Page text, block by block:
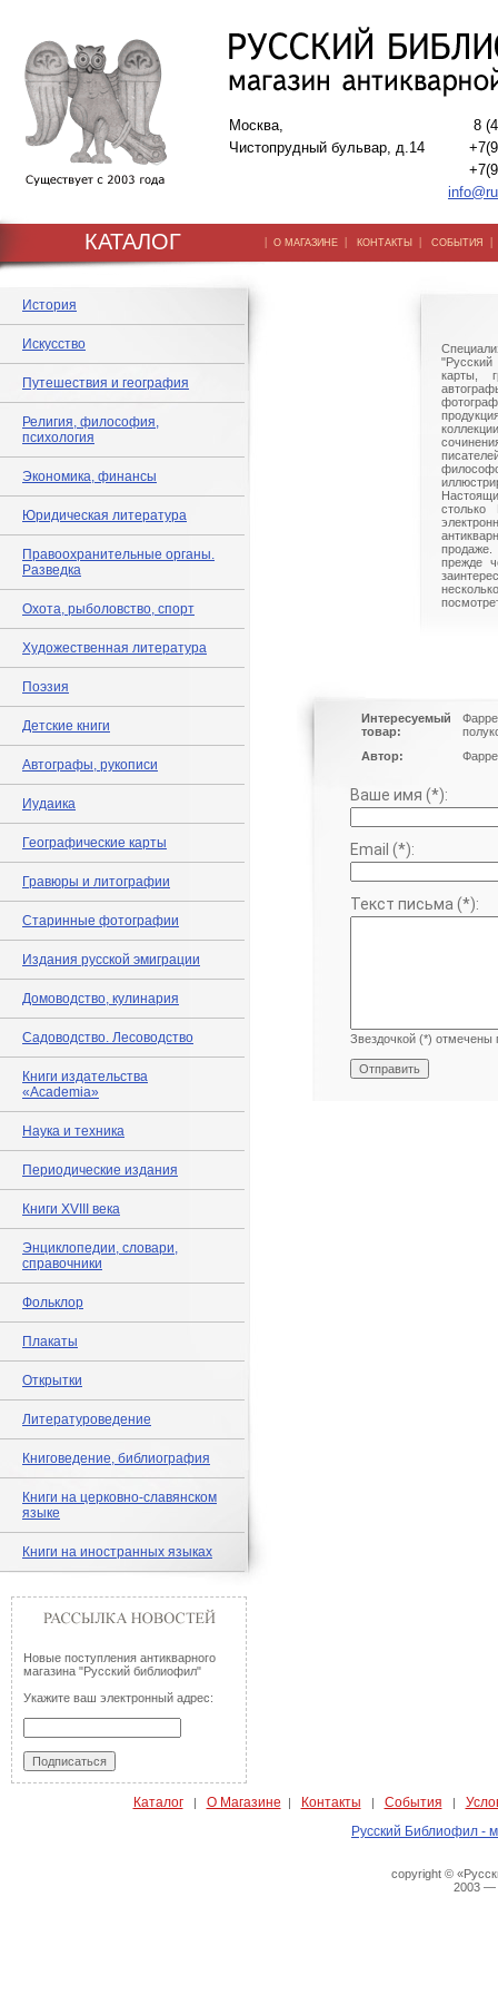
Москва,
Чистопрудный бульвар, д.14
8
КАТАЛОГ | О МАГАЗИНЕ | КОНТАКТЫ | СОБЫТИЯ
История
Искусство
Путешествия и география
Религия, философия,
психология
Экономика, финансы
Юридическая литература
Правоохранительные органы.
Разведка
Охота, рыболовство, спорт
Художественная литература
Поэзия
Детские книги
Автографы, рукописи
Иудаика
Географические карты
Гравюры и литографии
Старинные фотографии
Издания русской эмиграции
Домоводство, кулинария
Садоводство. Лесоводство
Книги издательства
«Academia»
Наука и техника
Периодические издания
Книги XVIII века
Энциклопедии, словари,
справочники
Фольклор
Плакаты
Открытки
Литературоведение
Книговедение, библиография
Книги на церковно-славянском
языке
Книги на иностранных языках
Новые поступления антикварного
магазина "Русский библиофил"
Укажите ваш электронный адрес:
"Русский
карты,
столько
прежде
Интересуемый
товар:
Автор:
Ваше имя (*):
Email (*):
Текст письма (*):
Звездочкой (*) отмечены
Каталог| О Магазине | Контакты | События |
Русский Библиофил -
copyright ©
2003 —